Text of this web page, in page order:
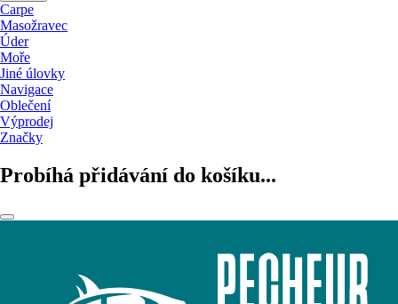
Carpe
Masožravec
Úder
Moře
Jiné úlovky
Navigace
Oblečení
Výprodej
Značky
Probíhá přidávání do košíku...